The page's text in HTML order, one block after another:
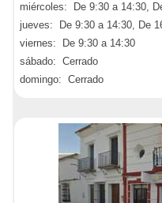
miércoles: De 9:30 a 14:30,
jueves: De 9:30 a 14:30, De
viernes: De 9:30 a 14:30
sábado: Cerrado
domingo: Cerrado